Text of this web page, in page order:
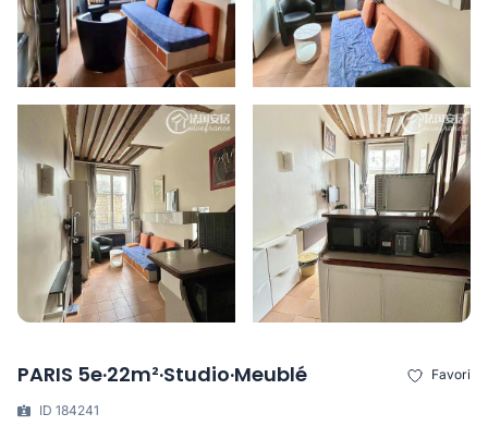
PARIS 5e·22m²·Studio·Meublé Favori
ID 184241